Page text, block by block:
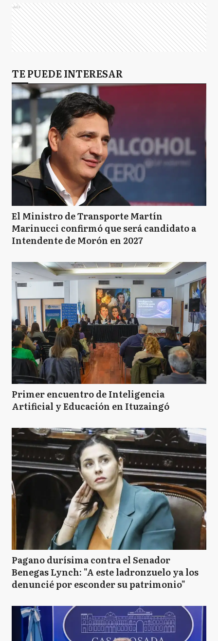
Ads
TE PUEDE INTERESAR
El Ministro de Transporte Martín
Marinucci confirmó que será candidato a
Intendente de Morón en 2027
Primer encuentro de Inteligencia
Artificial y Educación en Ituzaingó
Pagano durísima contra el Senador
Benegas Lynch: "A este ladronzuelo ya los
denuncié por esconder su patrimonio"